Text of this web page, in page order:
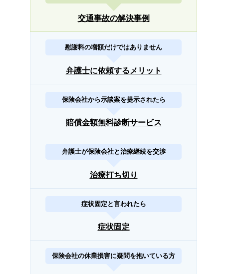
交通事故の解決事例
慰謝料の増額だけではありません
弁護士に依頼するメリット
保険会社から示談案を提示されたら
賠償金額無料診断サービス
弁護士が保険会社と治療継続を交渉
治療打ち切り
症状固定と言われたら
症状固定
保険会社の休業損害に疑問を抱いている方